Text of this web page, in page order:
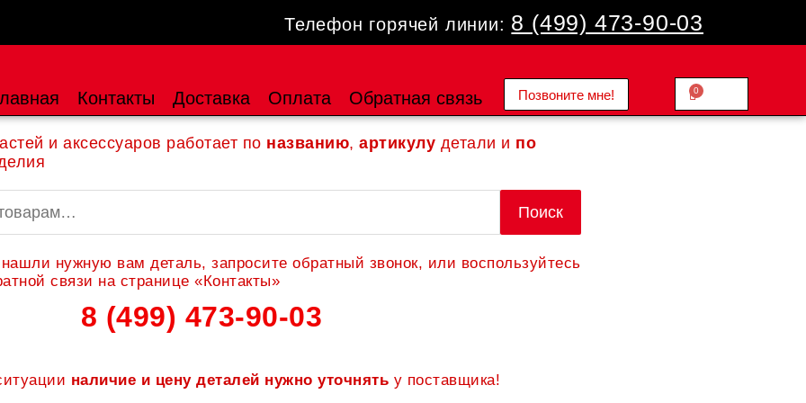
Телефон горячей линии: 8 (499) 473-90-03
Контакты Доставка Оплата Обратная связь Позвоните мне! 0.00
0
Cart
и аксессуаров работает по названию, артикулу детали и по
Поиск
нужную вам деталь, запросите обратный звонок, или воспользуйтесь
связи на странице «Контакты»
8 (499) 473-90-03
наличие и цену деталей нужно уточнять у поставщика!